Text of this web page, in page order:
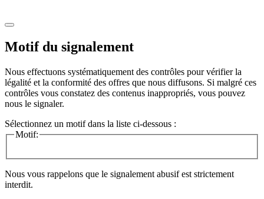
Motif du signalement
Nous effectuons systématiquement des contrôles pour vérifier la
légalité et la conformité des offres que nous diffusons. Si malgré ces
contrôles vous constatez des contenus inappropriés, vous pouvez
nous le signaler.
Sélectionnez un motif dans la liste ci-dessous :
Motif:
Nous vous rappelons que le signalement abusif est strictement
interdit.